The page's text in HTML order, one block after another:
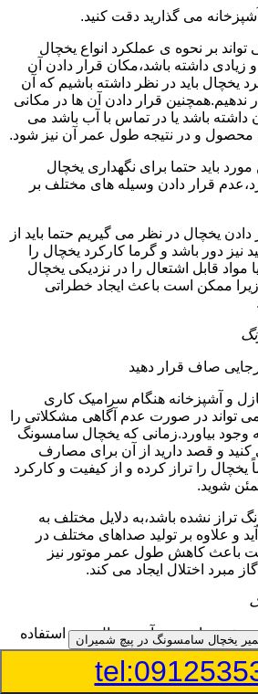
می گذارید دقت کنید.
بر نحوه ی عملکرد انواع یخچال
زیادی داشته باشد،مکان قرار دادن آن
یخچال باید در نظر داشته باشیم که آن
قرار دادن آن ها در مکانی
باشد یا در تماس با آب باشد می
محصول و در نتیجه طول عمر آن نیز شود.
باید حتما برای نگهداری یخچال
قرار دادن وسیله های مختلف بر
دادن یخچال در نظر می گیریم حتما باید از
دور باشد و گرما کارکرد یخچال را
مواد قابل اشتعال را در نزدیکی یخچال
زیرا ممکن است باعث ایجاد خطراتی
صاف قرار دهید
و آشپزخانه هنگام سرامیک کاری
تواند در صورت عدم آگاهی مشکلاتی را
وجود بیاورد.زمانی که یخچال سامسونگ
و قصد دارید از آن برای مصارف
یخچال را تراز کرده و از کیفیت و کارکرد
شوید.
تراز نشده باشد،به دلایل مختلف به
و علاوه بر تولید صداهای مختلف در
باعث کاهش طول عمر موتور نیز
مبرد اختلال ایجاد می کند.
تصفیه برای منبع آب یخچال خود استفاده
سامسونگ قسمت ویژه ای به منبع آب
یخچال سامسونگ در پیچ شمیران